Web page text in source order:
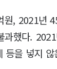
, 2021년
했다.
을 넣지